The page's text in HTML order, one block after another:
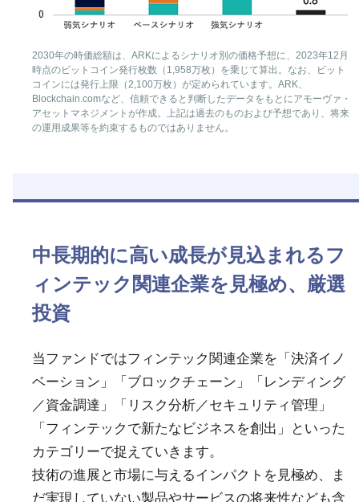
2030年の時価総額は、ARKによるシナリオ別の価格予想に、2023年12月
時点のビットコイン発行枚数（1,958万枚）を乗じて算出。なお、ビット
コインには発行上限（2,100万枚）が定められています。ARK、
Blockchain.comなど、信頼できると判断したデータをもとにアモーヴァ・
アセットマネジメントが作成。上記は過去のものおよび予想であり、将来
の運用成果等を約束するものではありません。
中長期的に高い成長が見込まれるフ
ィンテック関連企業を見極め、厳選
投資
当ファンドではフィンテック関連企業を「決済イノ
ベーション」「ブロックチェーン」「レンディング
／資金調達」「リスク分析／セキュリティ管理」
「フィンテックで新たなビジネスを創出」といった
カテゴリーで捉えていきます。
技術の進展と市場に与えるインパクトを見極め、ま
だ実現していない製品やサービスの将来性なども含